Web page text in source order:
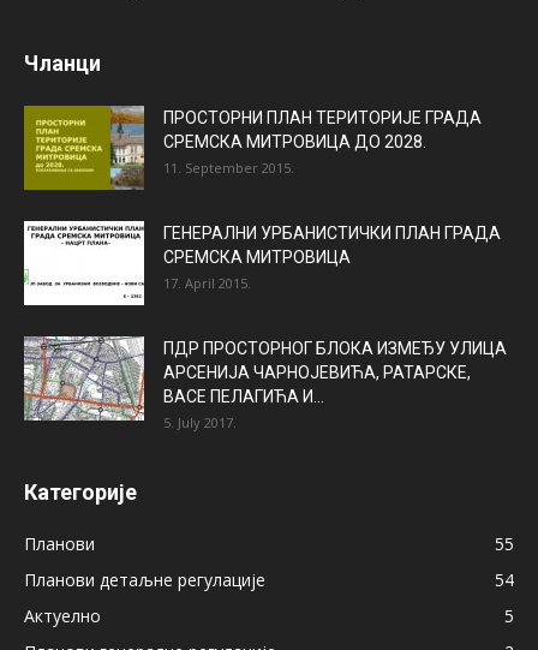
Чланци
ПРОСТОРНИ ПЛАН ТЕРИТОРИЈЕ ГРАДА
СРЕМСКА МИТРОВИЦА ДО 2028.
11. September 2015.
ГЕНЕРАЛНИ УРБАНИСТИЧКИ ПЛАН ГРАДА
СРЕМСКА МИТРОВИЦА
17. April 2015.
ПДР ПРОСТОРНОГ БЛОКА ИЗМЕЂУ УЛИЦА
АРСЕНИЈА ЧАРНОЈЕВИЋА, РАТАРСКЕ,
ВАСЕ ПЕЛАГИЋА И...
5. July 2017.
Категорије
Планови
55
Планови детаљне регулације
54
Актуелно
5